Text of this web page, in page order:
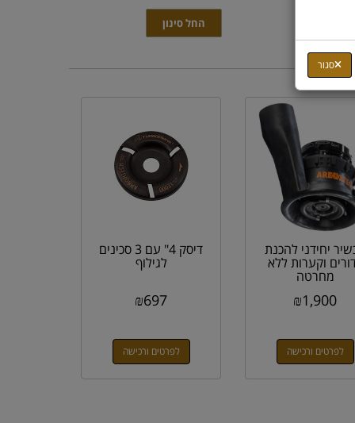
1-6 מתוך 6
יחידני להכנת
וקערות ללא
מחרטה
₪1,900
לפרטים ורכישה
דיסק 4" עם 3 סכינים
לגילוף
₪697
לפרטים ורכישה
סגור